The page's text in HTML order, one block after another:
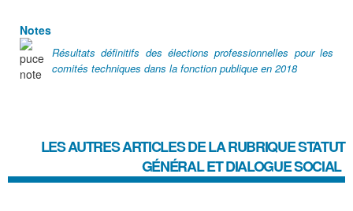
Notes
Résultats définitifs des élections professionnelles pour les
comités techniques dans la fonction publique en 2018
LES AUTRES ARTICLES DE LA RUBRIQUESTATUT
GÉNÉRAL ET DIALOGUE SOCIAL